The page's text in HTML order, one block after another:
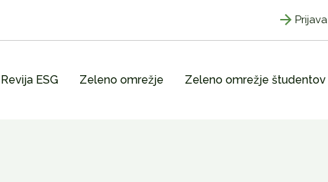
Prijava
Revija ESG Zeleno omrežje Zeleno omrežje študentov